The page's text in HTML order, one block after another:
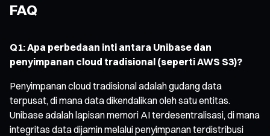
FAQ
Q1: Apa perbedaan inti antara Unibase dan
penyimpanan cloud tradisional (seperti AWS S3)?
Penyimpanan cloud tradisional adalah gudang data
terpusat, di mana data dikendalikan oleh satu entitas.
Unibase adalah lapisan memori AI terdesentralisasi, di mana
integritas data dijamin melalui penyimpanan terdistribusi